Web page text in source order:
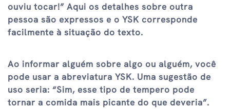
ouviu tocar!” Aqui os detalhes sobre outra
pessoa são expressos e o YSK corresponde
facilmente à situação do texto.
Ao informar alguém sobre algo ou alguém, você
pode usar a abreviatura YSK. Uma sugestão de
uso seria: “Sim, esse tipo de tempero pode
tornar a comida mais picante do que deveria”.